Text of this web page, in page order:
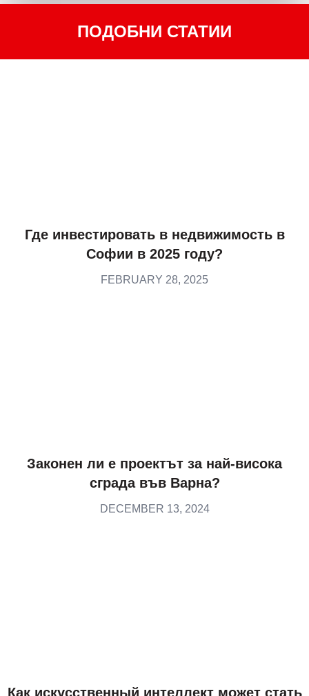
ПОДОБНИ СТАТИИ
Где инвестировать в недвижимость в
Софии в 2025 году?
FEBRUARY 28, 2025
Законен ли е проектът за най-висока
сграда във Варна?
DECEMBER 13, 2024
Как искусственный интеллект может стать